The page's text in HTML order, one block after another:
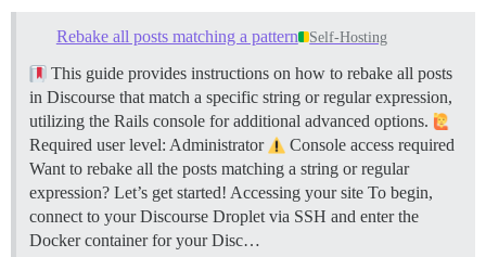
Rebake all posts matching a pattern Self-Hosting
This guide provides instructions on how to rebake all posts
in Discourse that match a specific string or regular expression,
utilizing the Rails console for additional advanced options.
Required user level: Administrator
Console access required
Want to rebake all the posts matching a string or regular
expression? Let’s get started! Accessing your site To begin,
connect to your Discourse Droplet via SSH and enter the
Docker container for your Disc…